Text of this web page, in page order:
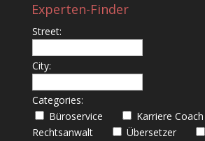
Experten-Finder
Street:
City:
Categories:
Büroservice
Karriere
Rechtsanwalt
Übersetzer